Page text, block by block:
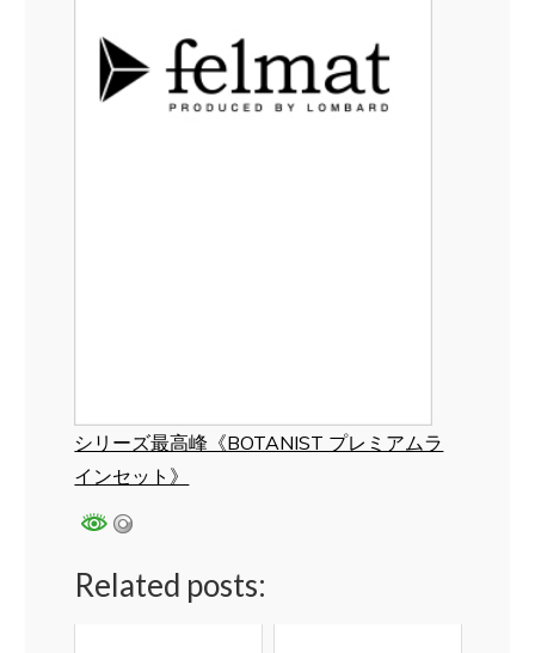
シリーズ最高峰《BOTANIST プレミアムラ
インセット》
Related posts: